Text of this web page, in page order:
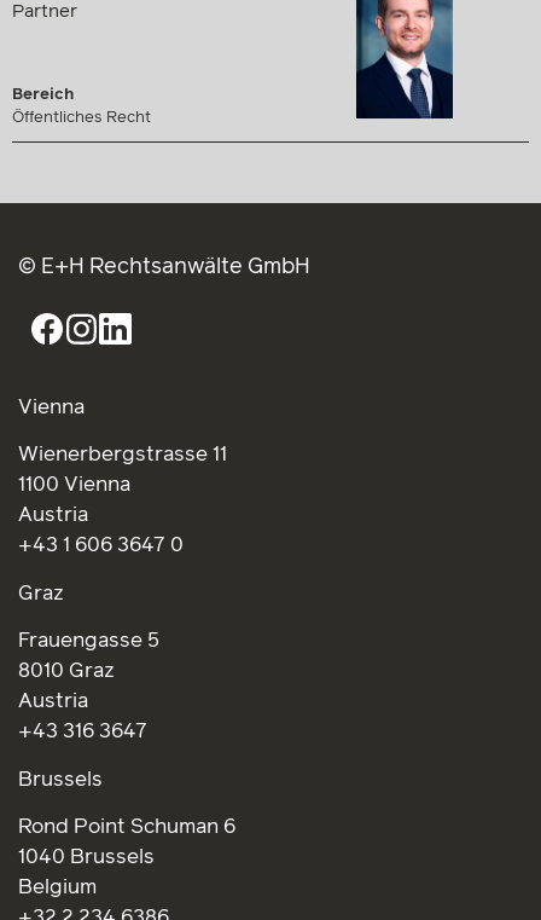
Partner
Bereich
Öffentliches Recht
© E+H Rechtsanwälte GmbH
Vienna
Wienerbergstrasse 11
1100 Vienna
Austria
+43 1 606 3647 0
Graz
Frauengasse 5
8010 Graz
Austria
+43 316 3647
Brussels
Rond Point Schuman 6
1040 Brussels
Belgium